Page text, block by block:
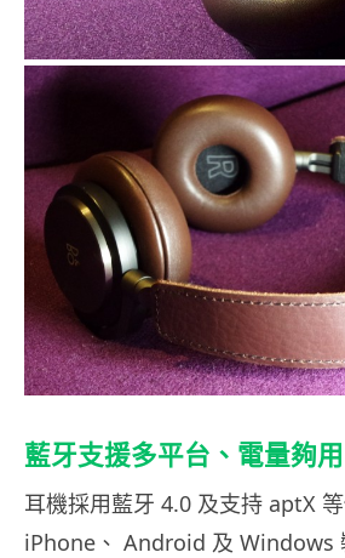
藍牙支援多平台、電量夠
耳機採用藍牙 4.0 及支持 aptX 等
iPhone、 Android 及 Windows